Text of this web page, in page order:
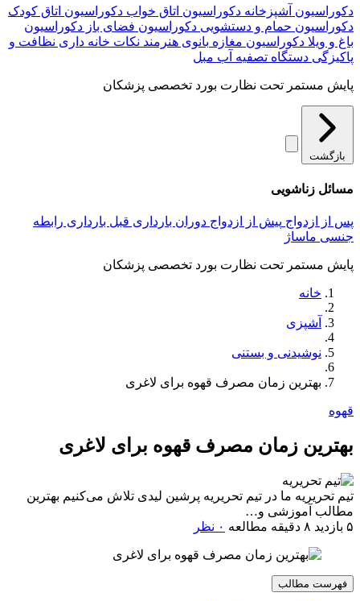
دکوراسیون آشپزخانه دکوراسیون اتاق خواب دکوراسیون اتاق کودک
دکوراسیون حمام و دستشویی دکوراسیون فضای باز دکوراسیون
باغ و ویلا دکوراسیون مغازه بانوی هنرمند نکات خانه داری نظافت و
پاکیزگی دستگاه تصفیه آب مبل
پایش مستمر تحت نظارت بورد تخصصی پزشکان
بازگشت
مسائل زناشویی
پس از ازدواج پیش از ازدواج دوران بارداری قبل بارداری رابطه
جنسی ماساژ
پایش مستمر تحت نظارت بورد تخصصی پزشکان
خانه
آشپزی
نوشیدنی و بستنی
بهترین زمان مصرف قهوه برای لاغری
قهوه
بهترین زمان مصرف قهوه برای لاغری
تیم تحریریه ما در تیم تحریریه پرشین لیدی تلاش می‌کنیم بهترین
مطالب آموزشی و…
۵ بازدید
۸ دقیقه مطالعه ۰ نظر
فهرست مطالب